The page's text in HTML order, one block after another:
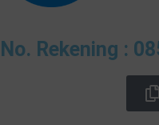
No. Rekening :